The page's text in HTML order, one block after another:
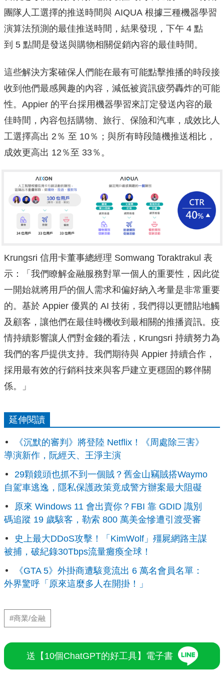
團隊人工選擇的推送時間與 AIQUA 根據三種機器學習
演算法預測的最佳推送時間，結果發現，下午 4 點
到 5 點間是發送與購物相關促銷內容的最佳時間。
這些解決方案確保人們能在最有可能點擊推播的時段接
收到他們最感興趣的內容，減低被資訊疲勞轟炸的可能
性。Appier 的平台採用機器學習來訂定發送內容的最
佳時間，內容包括購物、 旅行、保險和汽車，成效比人
工選擇高出 2％ 至 10％；與所有時段隨機推送相比，
成效更高出 12％至 33％。
Krungsri 信用卡董事總經理 Somwang Toraktrakul 表
示：「我們瞭解金融服務對單一個人的重要性， 因此從
一開始就將用戶的個人需求和偏好納入考量是非常重要
的。 基於 Appier 優異的 AI 技術，我們得以更體貼地觸
及顧客， 讓他們在最佳時機收到最相關的推播資訊。 疫
情持續影響讓人們對金錢的看法，Krungsri 持續努力為
我們的客戶提供支持。我們期待與 Appier 持續合作，
採用最有效的行銷科技來與客戶建立更穩固的夥伴關
係。」
延伸閱讀
《沉默的審判》將登陸 Netflix！《周處除三害》
導演新作，阮經天、王淨主演
29顆鏡頭也抓不到一個賊？舊金山竊賊搭Waymo
自駕車逃逸，隱私保護政策竟成警方辦案最大阻礙
原來 Windows 11 會出賣你？FBI 靠 GDID 識別
碼追蹤 19 歲駭客，勒索 800 萬美金慘遭引渡受審
史上最大DDoS攻擊！「KimWolf」殭屍網路主謀
被捕，破紀錄30Tbps流量癱瘓全球！
《GTA 5》外掛商遭駭竟流出 6 萬名會員名單：
外界驚呼「原來這麼多人在開掛！」
#商業/金融
送【10個ChatGPT的好工具】電子書